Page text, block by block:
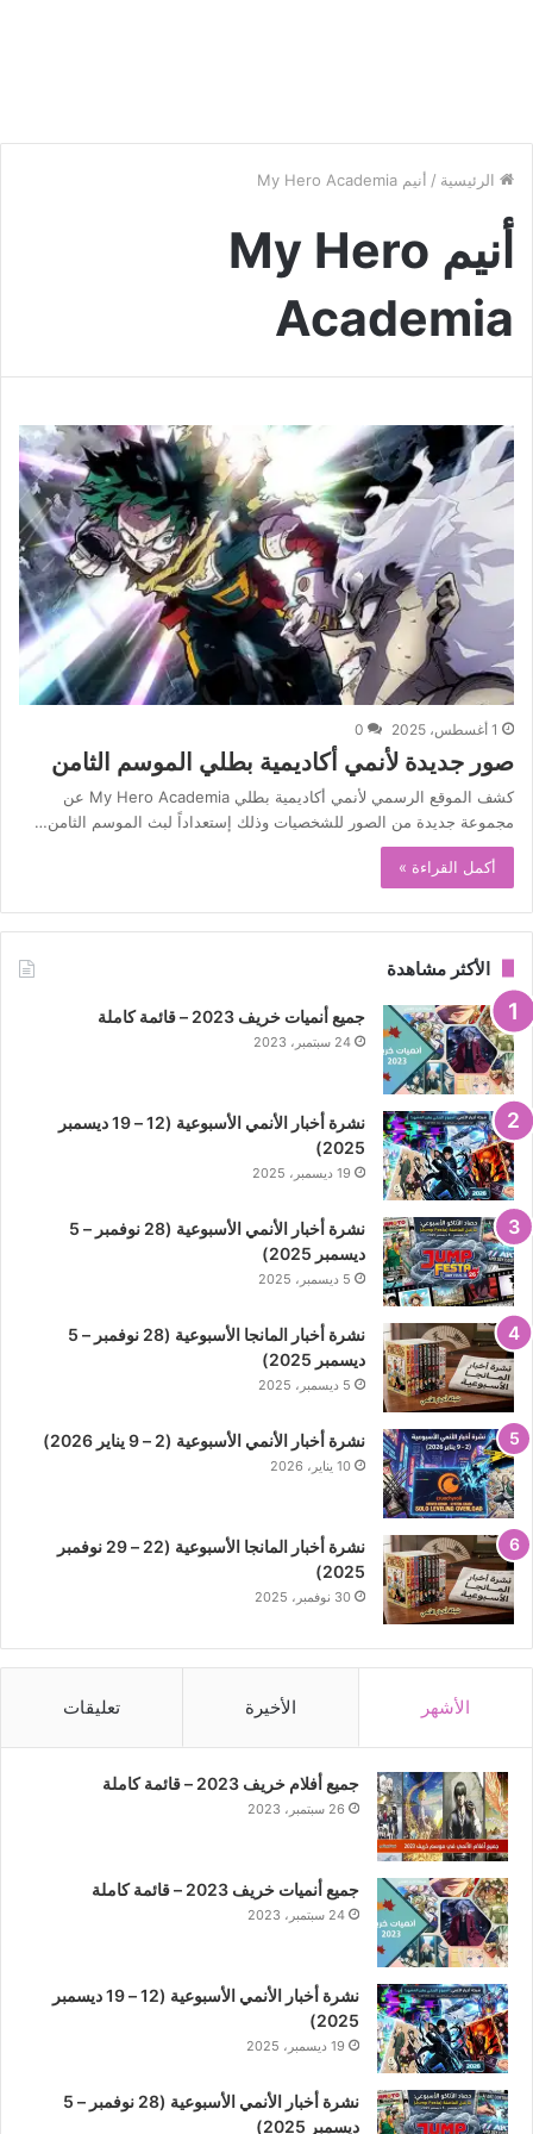
الرئيسية / أنيم My Hero Academia
أنيم My Hero
Academia
1 أغسطس، 2025 0
صور جديدة لأنمي أكاديمية بطلي الموسم الثامن
كشف الموقع الرسمي لأنمي أكاديمية بطلي My Hero Academia عن
مجموعة جديدة من الصور للشخصيات وذلك إستعداداً لبث الموسم الثامن…
أكمل القراءة »
الأكثر مشاهدة
جميع أنميات خريف 2023 – قائمة كاملة
24 سبتمبر، 2023
نشرة أخبار الأنمي الأسبوعية (12 – 19 ديسمبر
2025)
19 ديسمبر، 2025
نشرة أخبار الأنمي الأسبوعية (28 نوفمبر – 5
ديسمبر 2025)
5 ديسمبر، 2025
نشرة أخبار المانجا الأسبوعية (28 نوفمبر – 5
ديسمبر 2025)
5 ديسمبر، 2025
نشرة أخبار الأنمي الأسبوعية (2 – 9 يناير 2026)
10 يناير، 2026
نشرة أخبار المانجا الأسبوعية (22 – 29 نوفمبر
2025)
30 نوفمبر، 2025
الأشهر الأخيرة تعليقات
جميع أفلام خريف 2023 – قائمة كاملة
26 سبتمبر، 2023
جميع أنميات خريف 2023 – قائمة كاملة
24 سبتمبر، 2023
نشرة أخبار الأنمي الأسبوعية (12 – 19 ديسمبر
2025)
19 ديسمبر، 2025
نشرة أخبار الأنمي الأسبوعية (28 نوفمبر – 5
ديسمبر 2025)